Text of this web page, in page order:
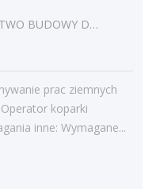
OGRANICZONĄ ODPOWIEDZIALNOŚCIĄ
prac ziemnych
koparki
inne: Wymagane...